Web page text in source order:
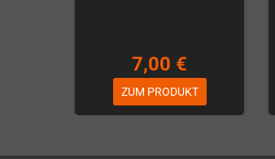
7,00 €
ZUM PRODUKT